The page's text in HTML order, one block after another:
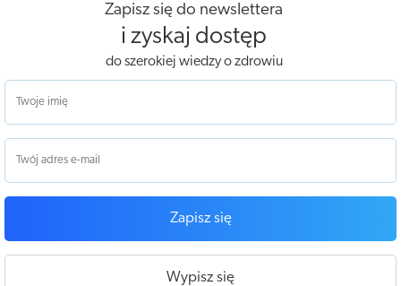
Zapisz się do newslettera
i zyskaj dostęp
do szerokiej wiedzy o zdrowiu
Zapisz się
Wypisz się